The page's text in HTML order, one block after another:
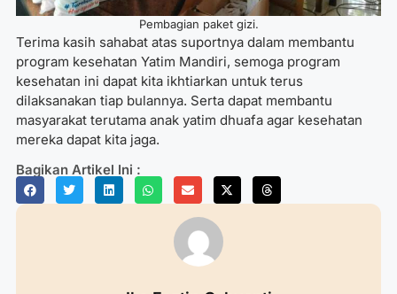
Pembagian paket gizi.
Terima kasih sahabat atas suportnya dalam membantu
program kesehatan Yatim Mandiri, semoga program
kesehatan ini dapat kita ikhtiarkan untuk terus
dilaksanakan tiap bulannya. Serta dapat membantu
masyarakat terutama anak yatim dhuafa agar kesehatan
mereka dapat kita jaga.
Bagikan Artikel Ini :